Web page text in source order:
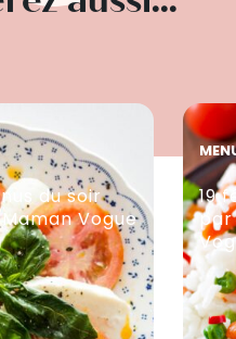
du soir
Vogue
19
par